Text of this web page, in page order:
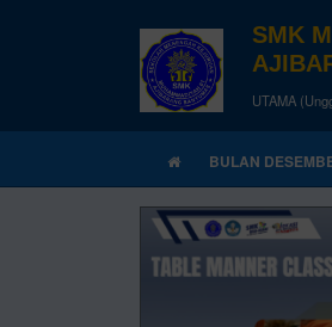
SMK
UTAMA
BULAN